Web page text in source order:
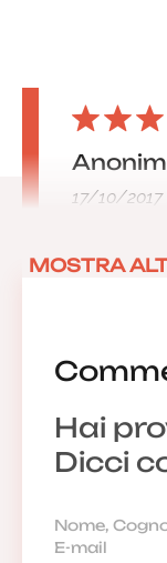
Hai
Dicci
17/10/2017
MOSTRA